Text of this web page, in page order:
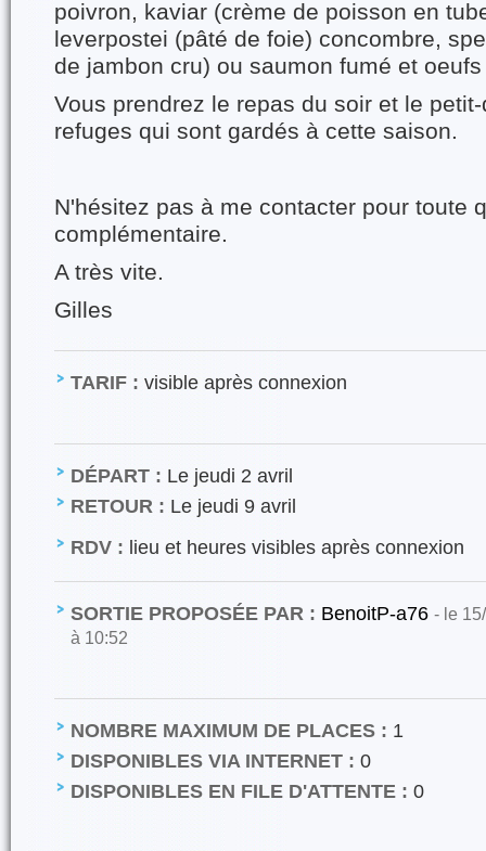
poivron, kaviar (crème de poisson en
leverpostei (pâté de foie) concombre,
de jambon cru) ou saumon fumé et
Vous prendrez le repas du soir et le
refuges qui sont gardés à cette saison.
N'hésitez pas à me contacter pour toute
complémentaire.
A très vite.
Gilles
TARIF : visible après connexion
DÉPART : Le jeudi 2 avril
RETOUR : Le jeudi 9 avril
RDV : lieu et heures visibles après connexion
SORTIE PROPOSÉE PAR : BenoitP-a76 - le
à 10:52
NOMBRE MAXIMUM DE PLACES : 1
DISPONIBLES VIA INTERNET : 0
DISPONIBLES EN FILE D'ATTENTE : 0